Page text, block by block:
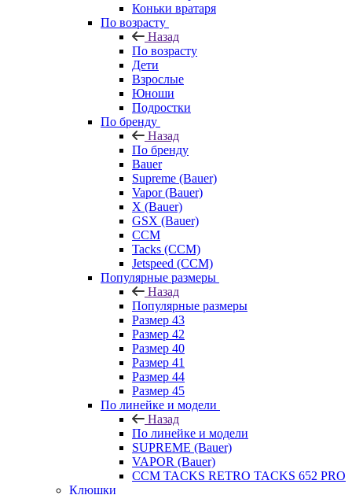
Коньки вратаря
По возрасту
Назад
По возрасту
Дети
Взрослые
Юноши
Подростки
По бренду
Назад
По бренду
Bauer
Supreme (Bauer)
Vapor (Bauer)
X (Bauer)
GSX (Bauer)
CCM
Tacks (CCM)
Jetspeed (CCM)
Популярные размеры
Назад
Популярные размеры
Размер 43
Размер 42
Размер 40
Размер 41
Размер 44
Размер 45
По линейке и модели
Назад
По линейке и модели
SUPREME (Bauer)
VAPOR (Bauer)
CCM TACKS RETRO TACKS 652 PRO
Клюшки